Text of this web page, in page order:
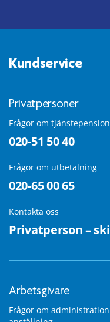
Kundservice
Privatpersoner
Frågor om
020-51 50 40
Frågor om utbetalning
020-65 00 65
Kontakta oss
Privatperson –
Arbetsgivare
Frågor om